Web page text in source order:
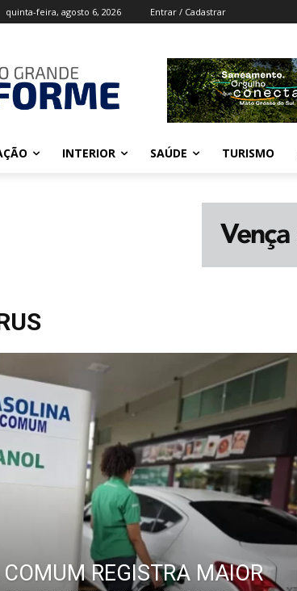
quinta-feira, agosto 6, 2026 Entrar / Cadastrar
INTERIOR SAÚDE TURISMO
REGISTRA MAIOR